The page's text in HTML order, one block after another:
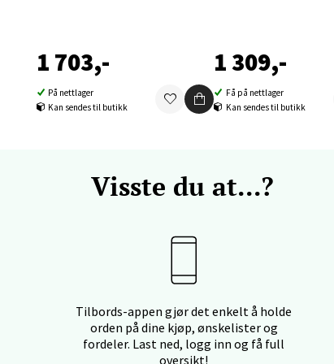
1 703,-
På nettlager
Kan sendes til butikk
1 309,-
Få på nettlager
Kan sendes til butikk
Visste du at...?
Tilbords-appen gjør det enkelt å holde
orden på dine kjøp, ønskelister og
fordeler. Last ned, logg inn og få full
oversikt!
dag 10-16
2, 7714 Steinkjer
- Stord
2, 5401 Stord